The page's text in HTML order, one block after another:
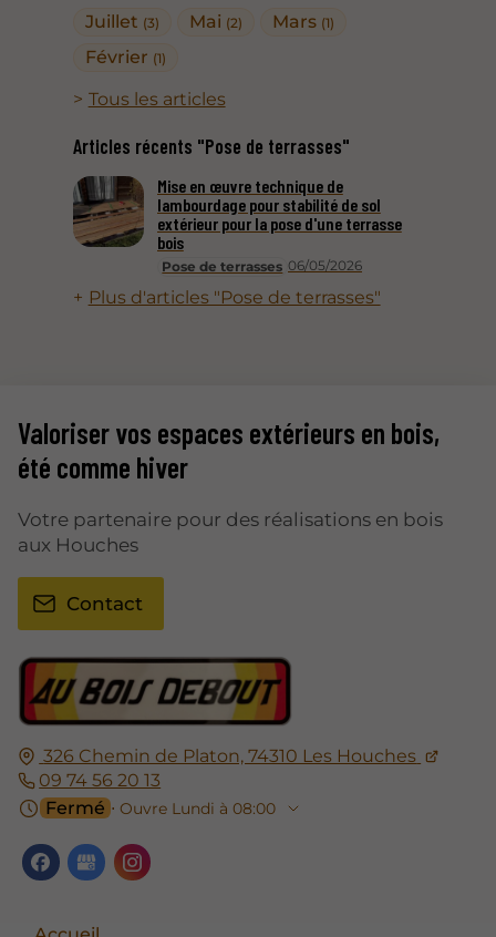
Juillet (3) Mai (2) Mars (1)
Février (1)
Tous les articles
Articles récents "Pose de terrasses"
Pose de terrasses 06/05/2026
Mise en œuvre technique de
lambourdage pour stabilité de sol
extérieur pour la pose d'une terrasse
bois
Plus d'articles "Pose de terrasses"
326 Chemin de Platon, 74310 Les Houches
09 74 56 20 13
Fermé ⋅ Ouvre Lundi à 08:00
Valoriser vos espaces extérieurs en bois,
été comme hiver
Votre partenaire pour des réalisations en bois
aux Houches
Contact